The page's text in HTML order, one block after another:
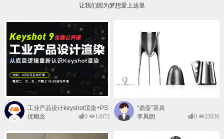
让我们因为梦想爱上这里
工业产品设计keyshot渲染+PS
后期班
优概念 0 14972
“鼎壶”茶具
李凤朗
0 23036